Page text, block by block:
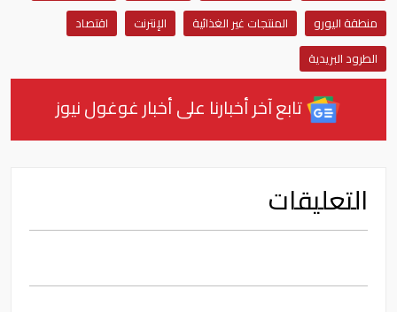
منطقة اليورو
المنتجات غير الغذائية الإنترنت
اقتصاد
الطرود البريدية
تابع آخر أخبارنا على أخبار غوغول نيوز
التعليقات